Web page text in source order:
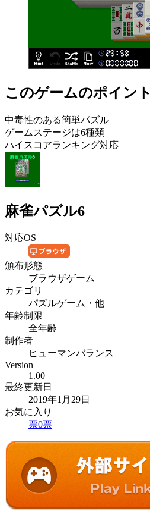
このゲームのポイント
中毒性のある簡単パズル
ゲームステージは6種類
ハイスコアランキング対応
麻雀パズル6
対応OS
頒布形態
ブラウザゲーム
カテゴリ
パズルゲーム・他
年齢制限
全年齢
制作者
ヒューマンバランス
Version
1.00
最終更新日
2019年1月29日
お気に入り
票0票